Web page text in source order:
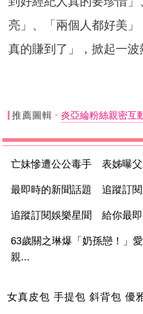
亮」、「兩個人都好美
真的賺到了」，掀起一波
推薦圖輯 炎亞綸粉絲親密互
亡妹慘遭公公毒手 表姊曝父
最即時的新聞話題 追蹤訂閱
追蹤訂閱娛樂星聞 給你最
63歲關之琳爆「奶孫戀！」
親...